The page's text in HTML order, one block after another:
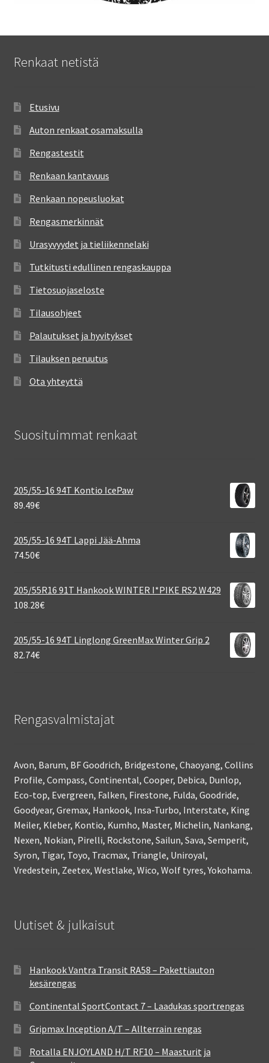
Renkaat netistä
Etusivu
Auton renkaat osamaksulla
Rengastestit
Renkaan kantavuus
Renkaan nopeusluokat
Rengasmerkinnät
Urasyvyydet ja tieliikennelaki
Tutkitusti edullinen rengaskauppa
Tietosuojaseloste
Tilausohjeet
Palautukset ja hyvitykset
Tilauksen peruutus
Ota yhteyttä
Suosituimmat renkaat
205/55-16 94T Kontio IcePaw
89.49€
205/55-16 94T Lappi Jää-Ahma
74.50€
205/55R16 91T Hankook WINTER I*PIKE RS2 W429
108.28€
205/55-16 94T Linglong GreenMax Winter Grip 2
82.74€
Rengasvalmistajat
Avon, Barum, BF Goodrich, Bridgestone, Chaoyang, Collins
Profile, Compass, Continental, Cooper, Debica, Dunlop,
Eco-top, Evergreen, Falken, Firestone, Fulda, Goodride,
Goodyear, Gremax, Hankook, Insa-Turbo, Interstate, King
Meiler, Kleber, Kontio, Kumho, Master, Michelin, Nankang,
Nexen, Nokian, Pirelli, Rockstone, Sailun, Sava, Semperit,
Syron, Tigar, Toyo, Tracmax, Triangle, Uniroyal,
Vredestein, Zeetex, Westlake, Wico, Wolf tyres, Yokohama.
Uutiset & julkaisut
Hankook Vantra Transit RA58 – Pakettiauton
kesärengas
Continental SportContact 7 – Laadukas sportrengas
Gripmax Inception A/T – Allterrain rengas
Rotalla ENJOYLAND H/T RF10 – Maasturit ja